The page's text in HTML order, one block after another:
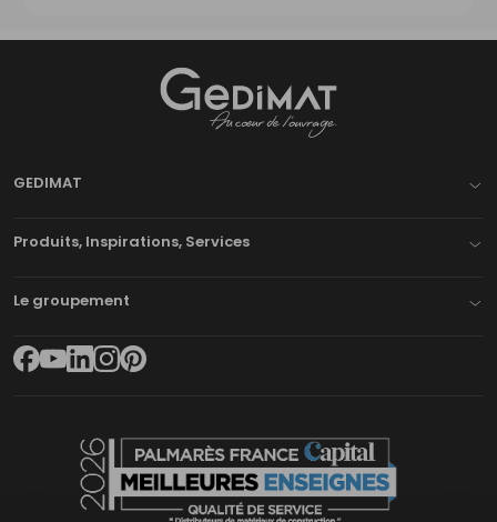
GEDIMAT
Produits, Inspirations, Services
Le groupement